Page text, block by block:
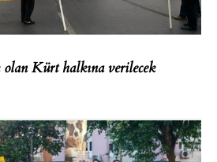
olan Kürt halkına verilecek